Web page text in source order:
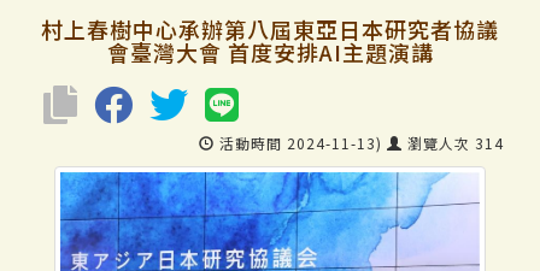
村上春樹中心承辦第八屆東亞日本研究者協議
會臺灣大會 首度安排AI主題演講
活動時間 2024-11-13) 瀏覽人次 314